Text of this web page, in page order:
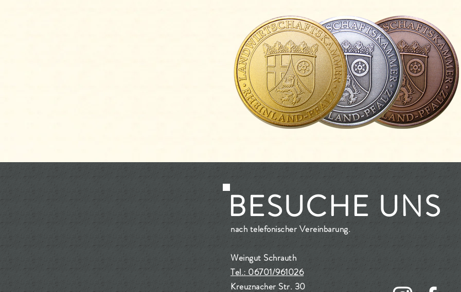
BESUCHE UNS
nach telefonischer Vereinbarung.
Weingut Schrauth
Tel.: 06701/961026
Kreuznacher Str. 30